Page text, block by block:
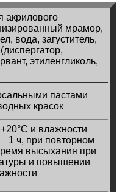
акрилового
мрамор,
вода, загуститель,
этиленгликоль,
пастами
красок
и влажности
ч, при повторном
высыхания при
и повышении